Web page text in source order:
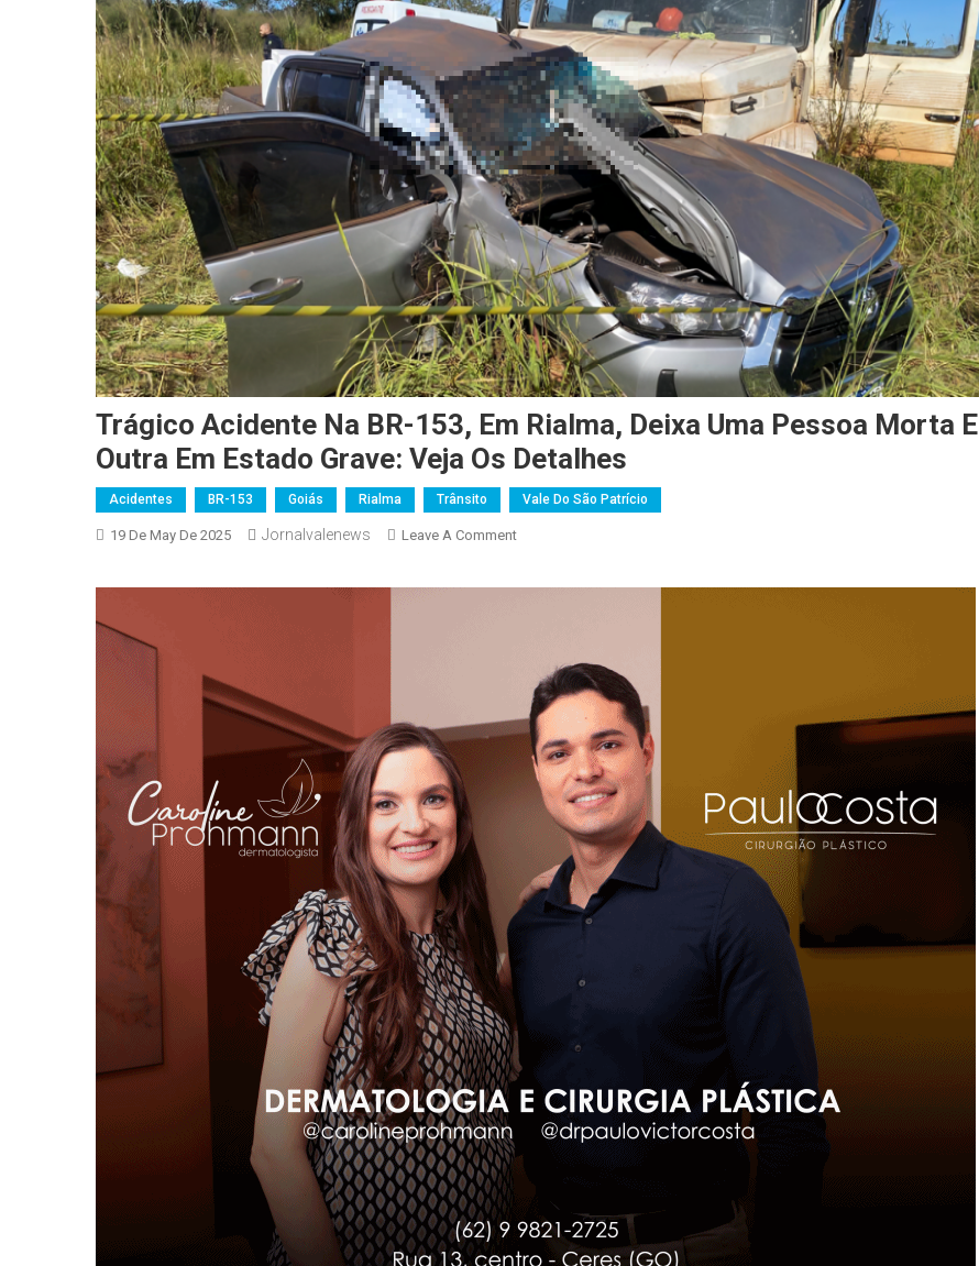
Trágico Acidente Na BR-153, Em Rialma, Deixa Uma Pessoa Morta E
Outra Em Estado Grave: Veja Os Detalhes
Acidentes BR-153 Goiás Rialma Trânsito Vale Do São Patrício
19 De May De 2025 Jornalvalenews Leave A CommentOn
Acidente
Em
Rialma,
Deixa
Uma
Pessoa
Morta
Em
Estado